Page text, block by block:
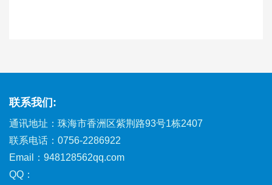
联系我们:
通讯地址：珠海市香洲区紫荆路93号1栋2407
联系电话： 0756-2286922
Email：948128562qq.com
QQ：